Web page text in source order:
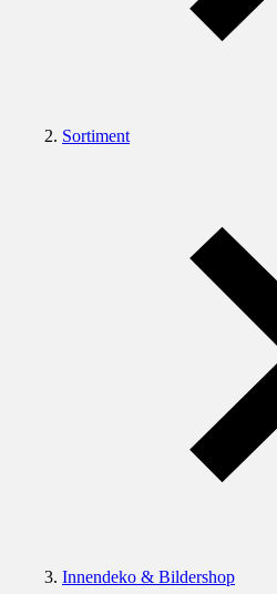
Sortiment
Innendeko & Bildershop